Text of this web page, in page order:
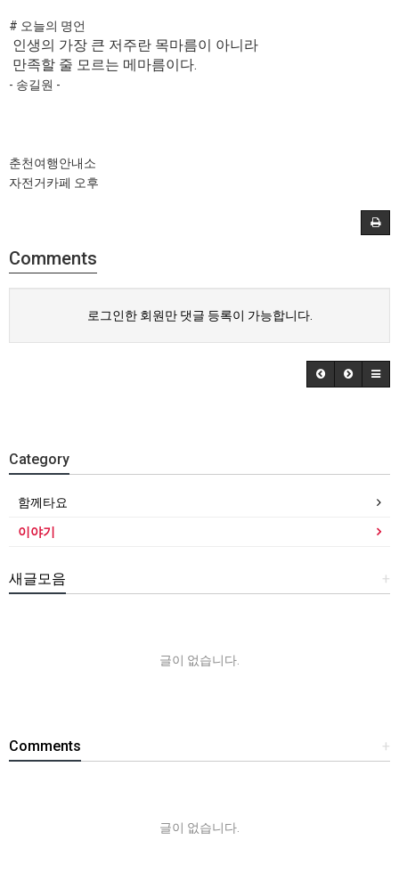
# 오늘의 명언
인생의 가장 큰 저주란 목마름이 아니라
만족할 줄 모르는 메마름이다.
- 송길원 -
춘천여행안내소
자전거카페 오후
Comments
로그인한 회원만 댓글 등록이 가능합니다.
Category
함께타요
이야기
+
새글모음
글이 없습니다.
+
Comments
글이 없습니다.